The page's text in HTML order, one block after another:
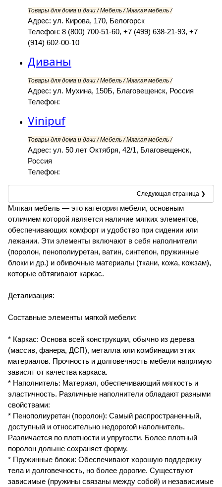
Товары для дома и дачи / Мебель / Мягкая мебель /
Адрес: ул. Кирова, 170, Белогорск
Телефон: 8 (800) 700-51-60, +7 (499) 638-21-93, +7
(914) 602-00-10
Диваны
Товары для дома и дачи / Мебель / Мягкая мебель /
Адрес: ул. Мухина, 150Б, Благовещенск, Россия
Телефон:
Vinipuf
Товары для дома и дачи / Мебель / Мягкая мебель /
Адрес: ул. 50 лет Октября, 42/1, Благовещенск,
Россия
Телефон:
Следующая страница ❯
Мягкая мебель — это категория мебели, основным
отличием которой является наличие мягких элементов,
обеспечивающих комфорт и удобство при сидении или
лежании. Эти элементы включают в себя наполнители
(поролон, пенополиуретан, ватин, синтепон, пружинные
блоки и др.) и обивочные материалы (ткани, кожа, кожзам),
которые обтягивают каркас.
Детализация:
Составные элементы мягкой мебели:
* Каркас: Основа всей конструкции, обычно из дерева
(массив, фанера, ДСП), металла или комбинации этих
материалов. Прочность и долговечность мебели напрямую
зависят от качества каркаса.
* Наполнитель: Материал, обеспечивающий мягкость и
эластичность. Различные наполнители обладают разными
свойствами:
* Пенополиуретан (поролон): Самый распространенный,
доступный и относительно недорогой наполнитель.
Различается по плотности и упругости. Более плотный
поролон дольше сохраняет форму.
* Пружинные блоки: Обеспечивают хорошую поддержку
тела и долговечность, но более дорогие. Существуют
зависимые (пружины связаны между собой) и независимые